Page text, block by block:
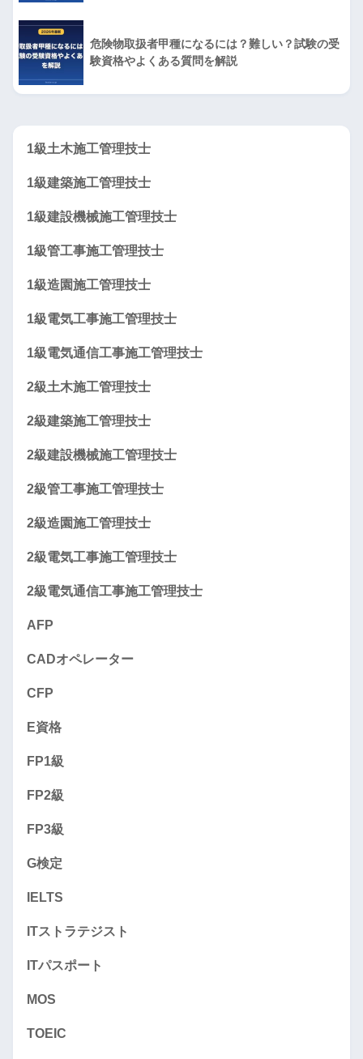
危険物取扱者甲種になるには？難しい？試験の受
験資格やよくある質問を解説
1級土木施工管理技士
1級建築施工管理技士
1級建設機械施工管理技士
1級管工事施工管理技士
1級造園施工管理技士
1級電気工事施工管理技士
1級電気通信工事施工管理技士
2級土木施工管理技士
2級建築施工管理技士
2級建設機械施工管理技士
2級管工事施工管理技士
2級造園施工管理技士
2級電気工事施工管理技士
2級電気通信工事施工管理技士
AFP
CADオペレーター
CFP
E資格
FP1級
FP2級
FP3級
G検定
IELTS
ITストラテジスト
ITパスポート
MOS
TOEIC